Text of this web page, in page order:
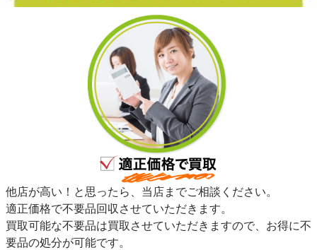
他店が高い！と思ったら、当店までご相談ください。
適正価格で不要品回収させていただきます。
買取可能な不要品は買取させていただきますので、お得に不
要品の処分が可能です。